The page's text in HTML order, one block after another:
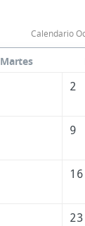
Calendario
Martes
2
9
16
23